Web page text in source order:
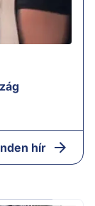
hír